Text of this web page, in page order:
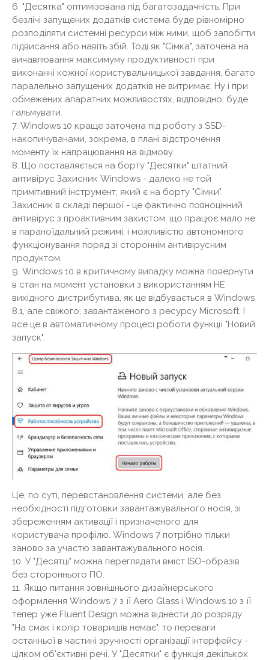
6. "Десятка" оптимізована під багатозадачність. При
безлічі запущених додатків система буде рівномірно
розподіляти системні ресурси між ними, щоб запобігти
підвисання або навіть збій. Тоді як "Сімка", заточена на
вичавлювання максимуму продуктивності при
виконанні кожної користувальницької завдання, багато
паралельно запущених додатків не витримає. Ну і при
обмежених апаратних можливостях, відповідно, буде
гальмувати.
7. Windows 10 краще заточена під роботу з SSD-
накопичувачами, зокрема, в плані відстрочення
моменту їх напрацювання на відмову.
8. Що поставляється на борту "Десятки" штатний
антивірус Захисник Windows - далеко не той
примітивний інструмент, який є на борту "Сімки".
Захисник в складі першої - це фактично повноцінний
антивірус з проактивним захистом, що працює мало не
в параноїдальний режимі, і можливістю автономного
функціонування поряд зі стороннім антивірусним
продуктом.
9. Windows 10 в критичному випадку можна повернути
в стан на момент установки з використанням НЕ
вихідного дистрибутива, як це відбувається в Windows
8.1, але свіжого, завантаженого з ресурсу Microsoft. І
все це в автоматичному процесі роботи функції "Новий
запуск".
Це, по суті, перевстановлення системи, але без
необхідності підготовки завантажувального носія, зі
збереженням активації і призначеного для
користувача профілю. Windows 7 потрібно тільки
заново за участю завантажувального носія.
10. У "Десятці" можна переглядати вміст ISO-образів
без стороннього ПО.
11. Якщо питання зовнішнього дизайнерського
оформлення Windows 7 з її Aero Glass і Windows 10 з її
тепер уже Fluent Design можна віднести до розряду
"На смак і колір товаришів немає", то переваги
останньої в частині зручності організації інтерфейсу -
цілком об'єктивні речі. У "Десятки" є функція декількох